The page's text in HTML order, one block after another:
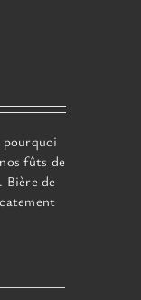
pourquoi
fûts de
Bière de